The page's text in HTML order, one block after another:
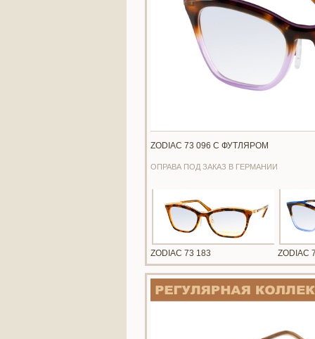
ZODIAC 73 096 С ФУТЛЯРОМ
ОПРАВА ПОД ЗАКАЗ В ГЕРМАНИИ
ZODIAC 73 183 ZODIAC